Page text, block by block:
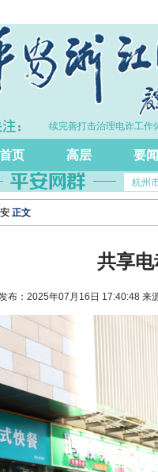
持续完善打击治理电诈工作体系
首页 高层 要闻
杭州
正文
共享
布：2025年07月16日 17:40:48 来